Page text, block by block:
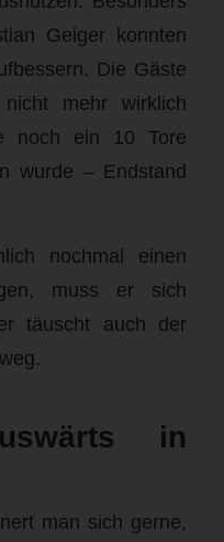
Geiger konnten
Die Gäste
mehr wirklich
noch ein 10 Tore
wurde – Endstand
nochmal einen
muss er sich
täuscht auch der
in
man sich gerne,